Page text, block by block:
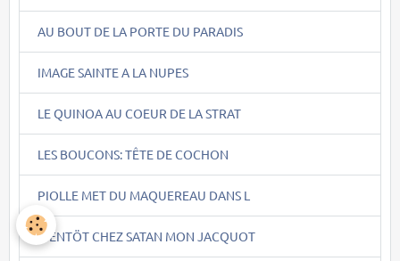
AU BOUT DE LA PORTE DU PARADIS
IMAGE SAINTE A LA NUPES
LE QUINOA AU COEUR DE LA STRAT
LES BOUCONS: TÊTE DE COCHON
PIOLLE MET DU MAQUEREAU DANS L
BIENTÖT CHEZ SATAN MON JACQUOT